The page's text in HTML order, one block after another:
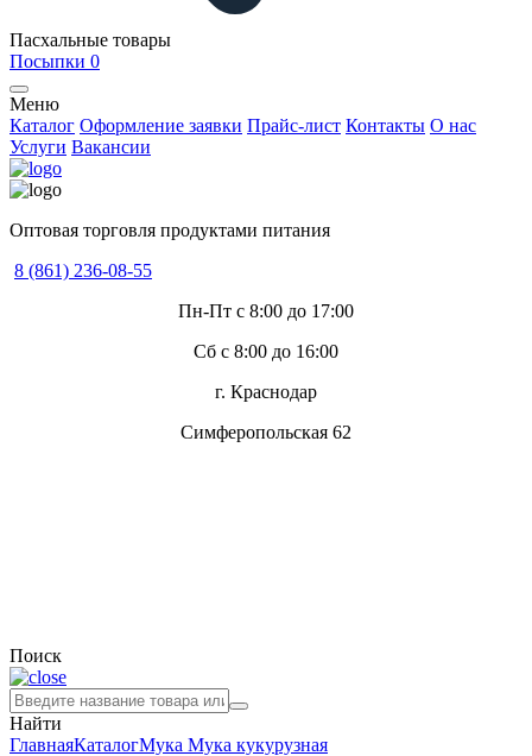
Пасхальные товары
Посыпки 0
Меню
Каталог Оформление заявки Прайс-лист Контакты О нас
Услуги Вакансии
Оптовая торговля продуктами питания
8 (861) 236-08-55
Пн-Пт с 8:00 до 17:00
Сб с 8:00 до 16:00
г. Краснодар
Симферопольская 62
Поиск
Найти
ГлавнаяКаталогМука Мука кукурузная